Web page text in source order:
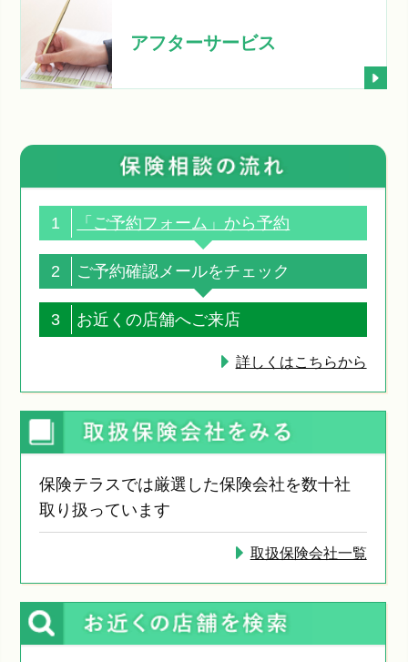
アフターサービス
1 「ご予約フォーム」から予約
2 ご予約確認メールをチェック
3 お近くの店舗へご来店
詳しくはこちらから
保険テラスでは厳選した保険会社を数十社
取り扱っています
取扱保険会社一覧